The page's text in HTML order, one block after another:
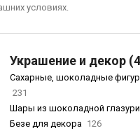
условиях.
Украшение и декор
Сахарные, шоколадные
231
Шары из шоколадной глазури
Безе для декора 126